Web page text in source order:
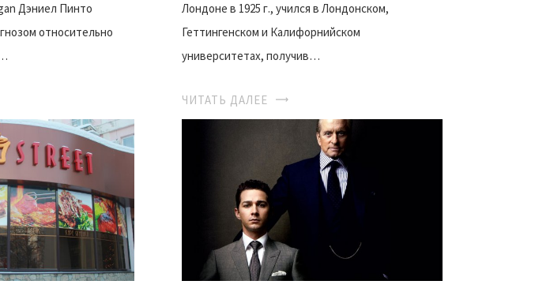
Дэниел Пинто
относительно
Лондоне в 1925 г., учился в Лондонском,
Геттингенском и Калифорнийском
университетах, получив…
ЧИТАТЬ ДАЛЕЕ